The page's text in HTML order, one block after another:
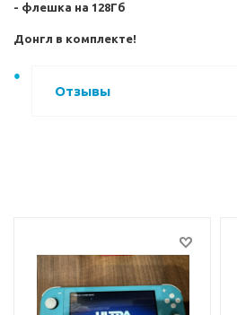
- флешка на 128Гб
Донгл в комплекте!
Отзывы